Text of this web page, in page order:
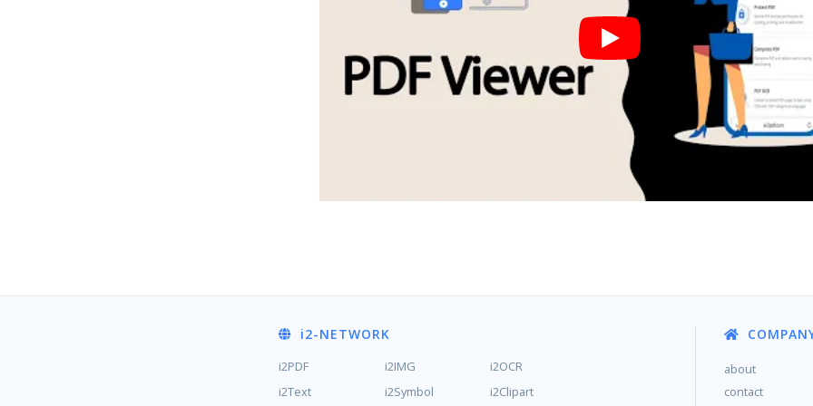
i2-NETWORK
i2PDF i2IMG
i2OCR
i2Text
i2Symbol i2Clipart
about
contact